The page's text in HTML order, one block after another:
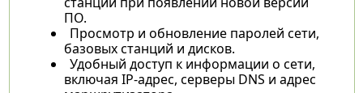
ПО.
Просмотр и обновление паролей сети,
базовых станций и дисков.
Удобный доступ к информации о сети,
включая IP-адрес, серверы DNS и адрес